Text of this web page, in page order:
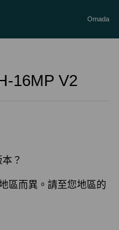
Omada
16MP V2
？
區而異。請至您地區的